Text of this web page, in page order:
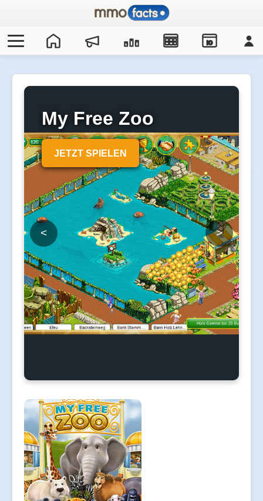
IO
My Free Zoo
JETZT SPIELEN
< >